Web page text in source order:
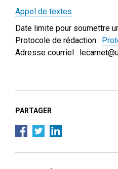
Appel de textes
Date limite pour soumettre
Protocole de rédaction :
Adresse courriel :
PARTAGER